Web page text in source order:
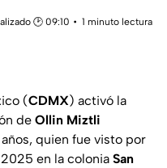
🕑 09:10
1 minuto lectura
(CDMX) activó la
de Ollin Miztli
quien fue visto por
en la colonia San